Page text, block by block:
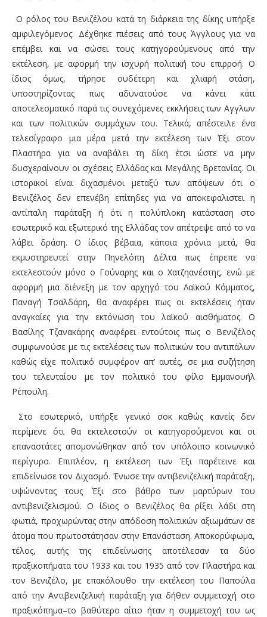
Ο ρόλος του Βενιζέλου κατά τη διάρκεια της δίκης υπήρξε
αμφιλεγόμενος. Δέχθηκε πιέσεις από τους Άγγλους για να
επέμβει και να σώσει τους κατηγορούμενους από την
εκτέλεση, με αφορμή την ισχυρή πολιτική του επιρροή. Ο
ίδιος όμως, τήρησε ουδέτερη και χλιαρή στάση,
υποστηρίζοντας πως αδυνατούσε να κάνει κάτι
αποτελεσματικό παρά τις συνεχόμενες εκκλήσεις των Αγγλων
και των πολιτικών συμμάχων του. Τελικά, απέστειλε ένα
τελεσίγραφο μια μέρα μετά την εκτέλεση των Έξι στον
Πλαστήρα για να αναβάλει τη δίκη έτσι ώστε να μην
δυσχεραίνουν οι σχέσεις Ελλάδας και Μεγάλης Βρετανίας. Οι
ιστορικοί είναι διχασμένοι μεταξύ των απόψεων ότι ο
Βενιζέλος δεν επενέβη επίτηδες για να αποκεφαλιστει η
αντίπαλη παράταξη ή ότι η πολύπλοκη κατάσταση στο
εσωτερικό και εξωτερικό της Ελλάδας τον απέτρεψε από το να
λάβει δράση. Ο ίδιος βέβαια, κάποια χρόνια μετά, θα
εκμυστηρευτεί στην Πηνελόπη Δέλτα πως έπρεπε να
εκτελεστούν μόνο ο Γούναρης και ο Χατζηανέστης, ενώ με
αφορμή μια διένεξη με τον αρχηγό του Λαϊκού Κόμματος,
Παναγή Τσαλδάρη, θα αναφέρει πως οι εκτελέσεις ήταν
αναγκαίες για την εκτόνωση του λαϊκού αισθήματος. Ο
Βασίλης Τζανακάρης αναφέρει εντούτοις πως ο Βενιζέλος
συμφωνούσε με τις εκτελέσεις των πολιτικών του αντιπάλων
καθώς είχε πολιτικό συμφέρον απ’ αυτές, σε μια συζήτηση
του τελευταίου με τον πολιτικό του φίλο Εμμανουήλ
Ρέπουλη.
Στο εσωτερικό, υπήρξε γενικό σοκ καθώς κανείς δεν
περίμενε ότι θα εκτελεστούν οι κατηγορούμενοι και οι
επαναστάτες απομονώθηκαν από τον υπόλοιπο κοινωνικό
περίγυρο. Επιπλέον, η εκτέλεση των Έξι παρέτεινε και
επιδείνωσε τον Διχασμό. Ένωσε την αντιβενιζελική παράταξη,
υψώνοντας τους Έξι στο βάθρο των μαρτύρων του
αντιβενιζελισμού. Ο ίδιος ο Βενιζέλος θα ρίξει λάδι στη
φωτιά, προχωρώντας στην απόδοση πολιτικών αξιωμάτων σε
άτομα που πρωτοστάτησαν στην Επανάσταση. Αποκορύφωμα,
τέλος, αυτής της επιδείνωσης αποτέλεσαν τα δύο
πραξικοπήματα του 1933 και του 1935 από τον Πλαστήρα και
τον Βενιζέλο, με επακόλουθο την εκτέλεση του Παπούλα
από την Αντιβενιζελική παράταξη για δήθεν συμμετοχή στο
πραξικόπημα–το βαθύτερο αίτιο ήταν η συμμετοχή του ως